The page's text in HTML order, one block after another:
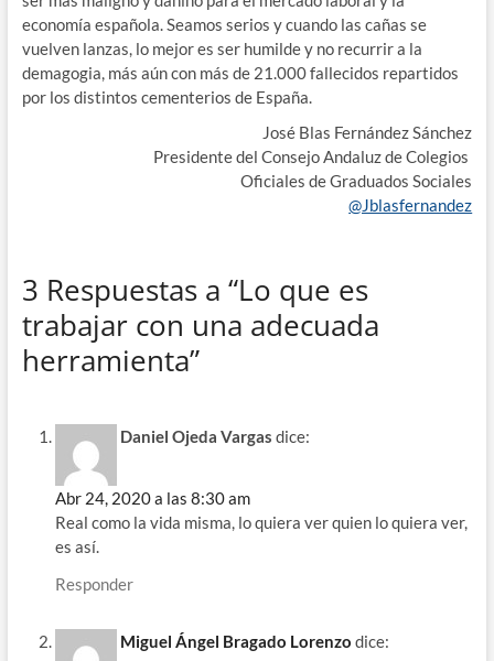
economía española. Seamos serios y cuando las cañas se
vuelven lanzas, lo mejor es ser humilde y no recurrir a la
demagogia, más aún con más de 21.000 fallecidos repartidos
por los distintos cementerios de España.
José Blas Fernández Sánchez
Presidente del Consejo Andaluz de Colegios
Oficiales de Graduados Sociales
@Jblasfernandez
3 Respuestas a “Lo que es
trabajar con una adecuada
herramienta”
Daniel Ojeda Vargas dice:
Abr 24, 2020 a las 8:30 am
Real como la vida misma, lo quiera ver quien lo quiera ver,
es así.
Responder
Miguel Ángel Bragado Lorenzo dice: